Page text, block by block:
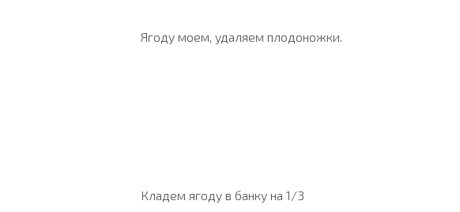
Ягоду моем, удаляем плодоножки.
Кладем ягоду в банку на 1/3